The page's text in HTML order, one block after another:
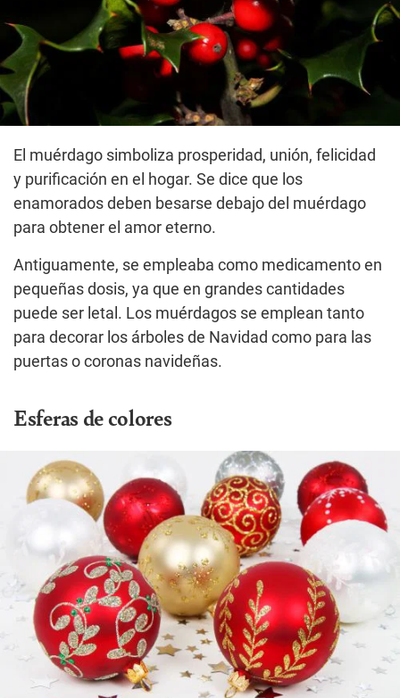
El muérdago simboliza prosperidad, unión, felicidad
y purificación en el hogar. Se dice que los
enamorados deben besarse debajo del muérdago
para obtener el amor eterno.
Antiguamente, se empleaba como medicamento en
pequeñas dosis, ya que en grandes cantidades
puede ser letal. Los muérdagos se emplean tanto
para decorar los árboles de Navidad como para las
puertas o coronas navideñas.
Esferas de colores